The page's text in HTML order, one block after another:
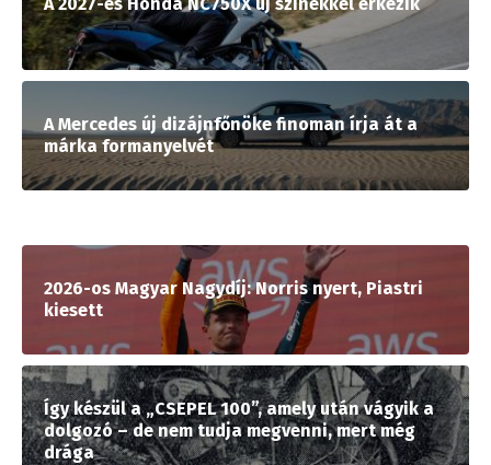
A 2027-es Honda NC750X új színekkel érkezik
A Mercedes új dizájnfőnöke finoman írja át a
márka formanyelvét
2026-os Magyar Nagydíj: Norris nyert, Piastri
kiesett
Így készül a „CSEPEL 100”, amely után vágyik a
dolgozó – de nem tudja megvenni, mert még
drága